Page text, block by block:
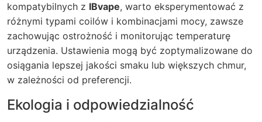
kompatybilnych z IBvape, warto eksperymentować z
różnymi typami coilów i kombinacjami mocy, zawsze
zachowując ostrożność i monitorując temperaturę
urządzenia. Ustawienia mogą być zoptymalizowane do
osiągania lepszej jakości smaku lub większych chmur,
w zależności od preferencji.
Ekologia i odpowiedzialność